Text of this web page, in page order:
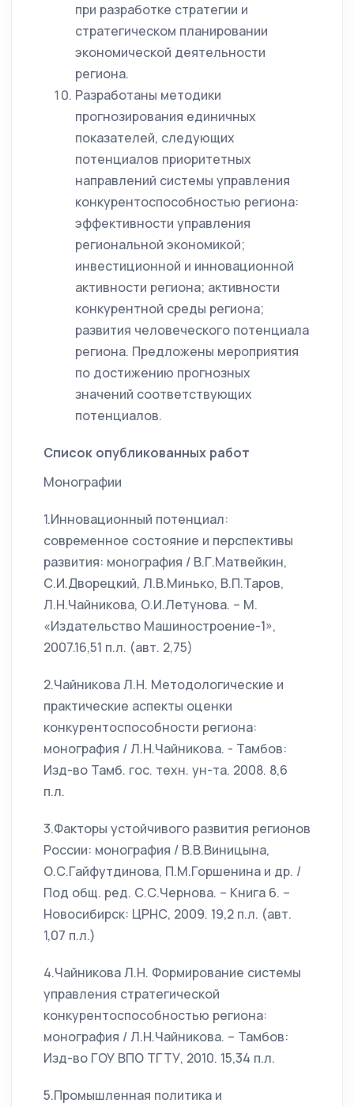
при разработке стратегии и
стратегическом планировании
экономической деятельности
региона.
Разработаны методики
прогнозирования единичных
показателей, следующих
потенциалов приоритетных
направлений системы управления
конкурентоспособностью региона:
эффективности управления
региональной экономикой;
инвестиционной и инновационной
активности региона; активности
конкурентной среды региона;
развития человеческого потенциала
региона. Предложены мероприятия
по достижению прогнозных
значений соответствующих
потенциалов.
Список опубликованных работ
Монографии
1.Инновационный потенциал:
современное состояние и перспективы
развития: монография / В.Г.Матвейкин,
С.И.Дворецкий, Л.В.Минько, В.П.Таров,
Л.Н.Чайникова, О.И.Летунова. – М.
«Издательство Машиностроение-1»,
2007.16,51 п.л. (авт. 2,75)
2.Чайникова Л.Н. Методологические и
практические аспекты оценки
конкурентоспособности региона:
монография / Л.Н.Чайникова. - Тамбов:
Изд-во Тамб. гос. техн. ун-та. 2008. 8,6
п.л.
3.Факторы устойчивого развития регионов
России: монография / В.В.Виницына,
О.С.Гайфутдинова, П.М.Горшенина и др. /
Под общ. ред. С.С.Чернова. – Книга 6. –
Новосибирск: ЦРНС, 2009. 19,2 п.л. (авт.
1,07 п.л.)
4.Чайникова Л.Н. Формирование системы
управления стратегической
конкурентоспособностью региона:
монография / Л.Н.Чайникова. – Тамбов:
Изд-во ГОУ ВПО ТГТУ, 2010. 15,34 п.л.
5.Промышленная политика и